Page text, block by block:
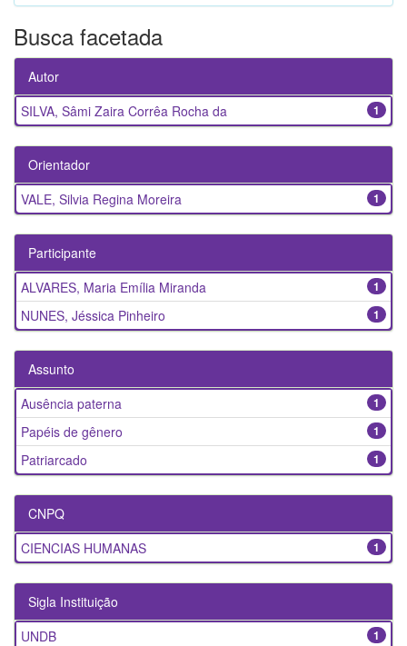
Busca facetada
Autor
1
SILVA, Sâmi Zaira Corrêa Rocha da
Orientador
1
VALE, Silvia Regina Moreira
Participante
1
ALVARES, Maria Emília Miranda
1
NUNES, Jéssica Pinheiro
Assunto
1
Ausência paterna
1
Papéis de gênero
1
Patriarcado
CNPQ
1
CIENCIAS HUMANAS
Sigla Instituição
1
UNDB